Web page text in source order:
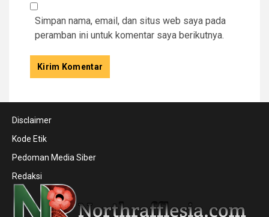
Simpan nama, email, dan situs web saya pada
peramban ini untuk komentar saya berikutnya.
Disclaimer
Kode Etik
Pedoman Media Siber
Redaksi